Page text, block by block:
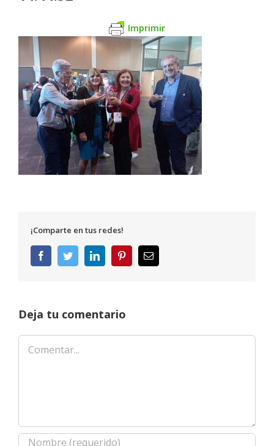
Imprimir
¡Comparte en tus redes!
FacebookTwitterLinkedInPinterestCorreo
electrónico
Deja tu comentario
Comentar